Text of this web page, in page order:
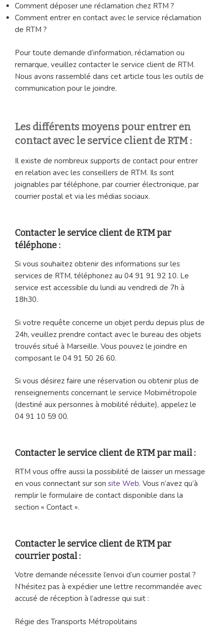
Comment déposer une réclamation chez RTM ?
Comment entrer en contact avec le service réclamation
de RTM ?
Pour toute demande d’information, réclamation ou
remarque, veuillez contacter le service client de RTM.
Nous avons rassemblé dans cet article tous les outils de
communication pour le joindre.
Les différents moyens pour entrer en
contact avec le service client de RTM :
Il existe de nombreux supports de contact pour entrer
en relation avec les conseillers de RTM. Ils sont
joignables par téléphone, par courrier électronique, par
courrier postal et via les médias sociaux.
Contacter le service client de RTM par
téléphone :
Si vous souhaitez obtenir des informations sur les
services de RTM, téléphonez au 04 91 91 92 10. Le
service est accessible du lundi au vendredi de 7h à
18h30.
Si votre requête concerne un objet perdu depuis plus de
24h, veuillez prendre contact avec le bureau des objets
trouvés situé à Marseille. Vous pouvez le joindre en
composant le 04 91 50 26 60.
Si vous désirez faire une réservation ou obtenir plus de
renseignements concernant le service Mobimétropole
(destiné aux personnes à mobilité réduite), appelez le
04 91 10 59 00.
Contacter le service client de RTM par mail :
RTM vous offre aussi la possibilité de laisser un message
en vous connectant sur son site Web. Vous n’avez qu’à
remplir le formulaire de contact disponible dans la
section « Contact ».
Contacter le service client de RTM par
courrier postal :
Votre demande nécessite l’envoi d’un courrier postal ?
N’hésitez pas à expédier une lettre recommandée avec
accusé de réception à l’adresse qui suit :
Régie des Transports Métropolitains